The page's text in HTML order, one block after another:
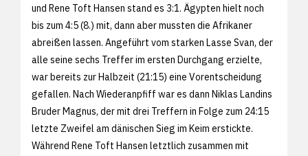
und Rene Toft Hansen stand es 3:1. Ägypten hielt noch
bis zum 4:5 (8.) mit, dann aber mussten die Afrikaner
abreißen lassen. Angeführt vom starken Lasse Svan, der
alle seine sechs Treffer im ersten Durchgang erzielte,
war bereits zur Halbzeit (21:15) eine Vorentscheidung
gefallen. Nach Wiederanpfiff war es dann Niklas Landins
Bruder Magnus, der mit drei Treffern in Folge zum 24:15
letzte Zweifel am dänischen Sieg im Keim erstickte.
Während Rene Toft Hansen letztlich zusammen mit